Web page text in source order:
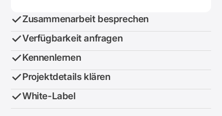
✓Zusammenarbeit besprechen
✓Verfügbarkeit anfragen
✓Kennenlernen
✓Projektdetails klären
✓White-Label